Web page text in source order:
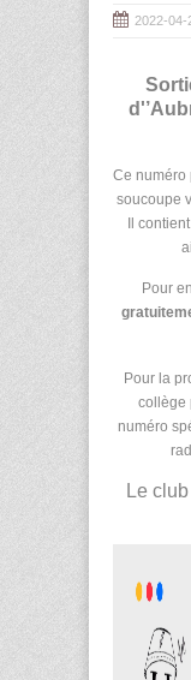
2022-04-
Ce numéro
soucoupe
Il
Pour
Pour la
collège
numéro
Le